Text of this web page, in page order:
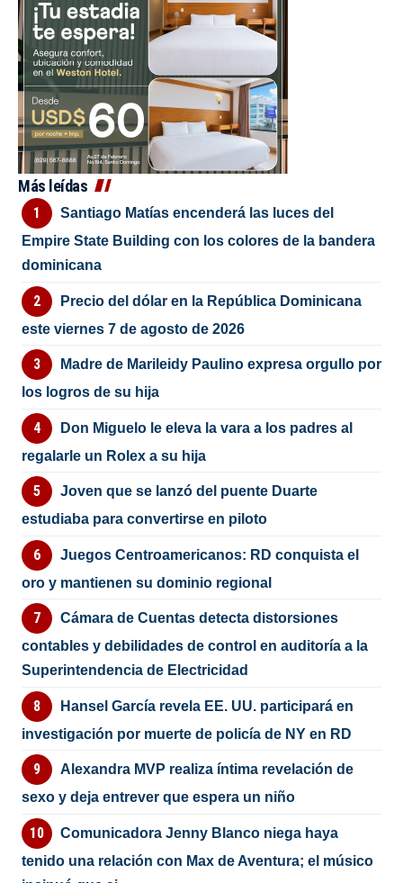
Más leídas
Santiago Matías encenderá las luces del
Empire State Building con los colores de la bandera
dominicana
Precio del dólar en la República Dominicana
este viernes 7 de agosto de 2026
Madre de Marileidy Paulino expresa orgullo por
los logros de su hija
Don Miguelo le eleva la vara a los padres al
regalarle un Rolex a su hija
Joven que se lanzó del puente Duarte
estudiaba para convertirse en piloto
Juegos Centroamericanos: RD conquista el
oro y mantienen su dominio regional
Cámara de Cuentas detecta distorsiones
contables y debilidades de control en auditoría a la
Superintendencia de Electricidad
Hansel García revela EE. UU. participará en
investigación por muerte de policía de NY en RD
Alexandra MVP realiza íntima revelación de
sexo y deja entrever que espera un niño
Comunicadora Jenny Blanco niega haya
tenido una relación con Max de Aventura; el músico